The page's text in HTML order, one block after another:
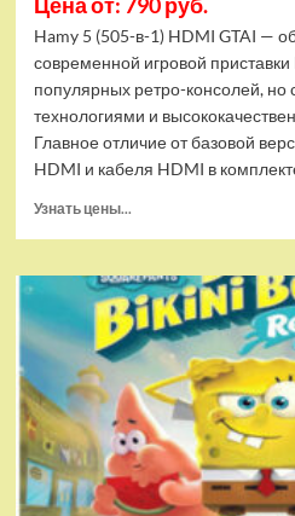
Hamy 5 (505-в-1) HDMI GTAI —
современной игровой
популярных ретро-консолей, но
технологиями и
Главное отличие от базовой
HDMI и кабеля HDMI в
Узнать цены...
Игровая
приставка
Hamy
5
(505-
в-1)
HDMI
GTA